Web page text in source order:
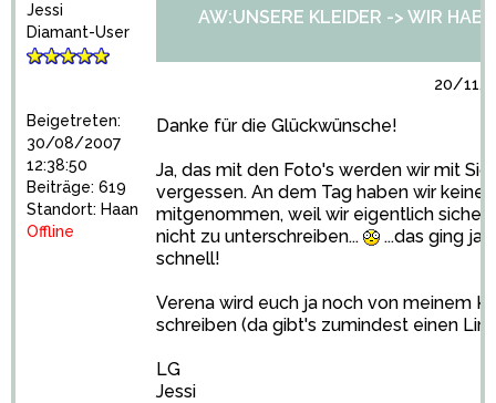
Jessi
Diamant-User
Beigetreten:
30/08/2007
12:38:50
Beiträge: 619
Standort: Haan
Offline
AW:UNSERE KLEIDER -> WIR
20/11/
Danke für die Glückwünsche!
Ja, das mit den Foto's werden wir mit
vergessen. An dem Tag haben wir keine
mitgenommen, weil wir eigentlich sicher
nicht zu unterschreiben...
...das ging ja
schnell!
Verena wird euch ja noch von meinem
schreiben (da gibt's zumindest einen
LG
Jessi